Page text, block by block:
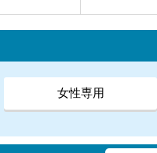
女性専用